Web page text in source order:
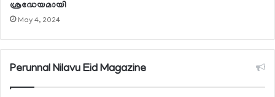
ശ്രദ്ധേയമായി
May 4, 2024
Perunnal Nilavu Eid Magazine